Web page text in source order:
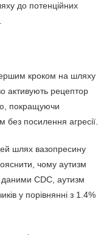
до потенційних
кроком на шляху
активують рецептор
покращуючи
без посилення агресії.
шлях вазопресину
чому аутизм
даними CDC, аутизм
у порівнянні з 1.4%